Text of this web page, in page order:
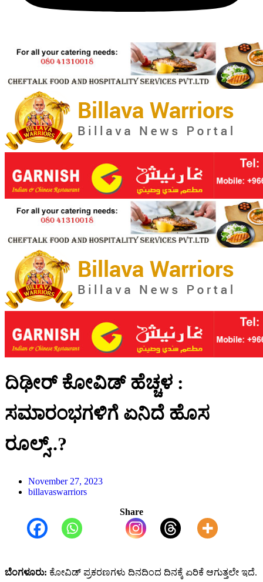
ದಿಢೀರ್‌ ಕೋವಿಡ್‌ ಹೆಚ್ಚಳ :
ಸಮಾರಂಭಗಳಿಗೆ ಏನಿದೆ ಹೊಸ
ರೂಲ್ಸ್..?
November 27, 2023
billavaswarriors
Share
ಬೆಂಗಳೂರು: ಕೋವಿಡ್‌ ಪ್ರಕರಣಗಳು ದಿನದಿಂದ ದಿನಕ್ಕೆ ಏರಿಕೆ ಆಗುತ್ತಲೇ ಇದೆ.